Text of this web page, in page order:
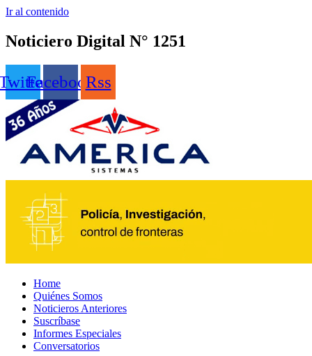
Ir al contenido
Noticiero Digital N° 1251
FacebookRss
Home
Quiénes Somos
Noticieros Anteriores
Suscríbase
Informes Especiales
Conversatorios